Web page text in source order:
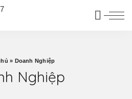
» Doanh Nghiệp
Nghiệp